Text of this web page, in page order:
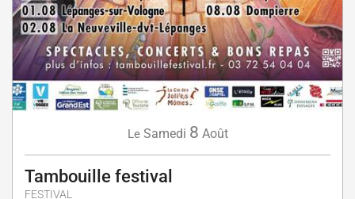
Le Samedi 8 Août
Tambouille festival
FESTIVAL